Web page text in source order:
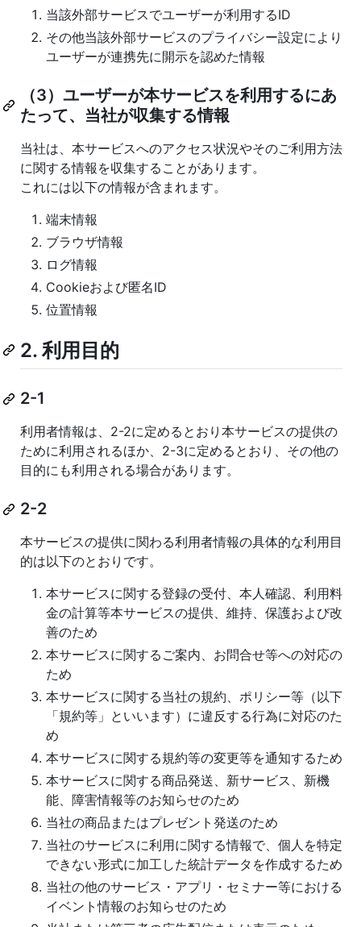
当該外部サービスでユーザーが利用するID
その他当該外部サービスのプライバシー設定により
ユーザーが連携先に開示を認めた情報
（3）ユーザーが本サービスを利用するにあ
たって、当社が収集する情報
当社は、本サービスへのアクセス状況やそのご利用方法
に関する情報を収集することがあります。
これには以下の情報が含まれます。
端末情報
ブラウザ情報
ログ情報
Cookieおよび匿名ID
位置情報
2. 利用目的
2-1
利用者情報は、2-2に定めるとおり本サービスの提供の
ために利用されるほか、2-3に定めるとおり、その他の
目的にも利用される場合があります。
2-2
本サービスの提供に関わる利用者情報の具体的な利用目
的は以下のとおりです。
本サービスに関する登録の受付、本人確認、利用料
金の計算等本サービスの提供、維持、保護および改
善のため
本サービスに関するご案内、お問合せ等への対応の
ため
本サービスに関する当社の規約、ポリシー等（以下
「規約等」といいます）に違反する行為に対応のた
め
本サービスに関する規約等の変更等を通知するため
本サービスに関する商品発送、新サービス、新機
能、障害情報等のお知らせのため
当社の商品またはプレゼント発送のため
当社のサービスに利用に関する情報で、個人を特定
できない形式に加工した統計データを作成するため
当社の他のサービス・アプリ・セミナー等における
イベント情報のお知らせのため